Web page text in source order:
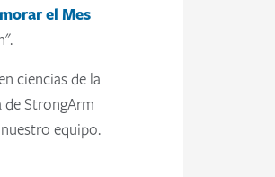
el Mes
ciencias de la
de StrongArm
equipo.